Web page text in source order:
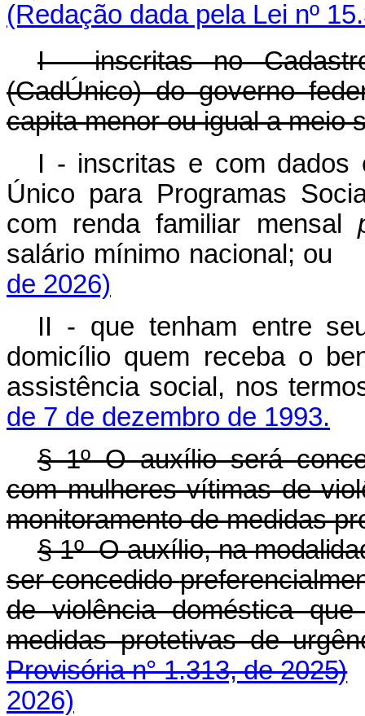
(Redação dada pela Lei nº
I - inscritas no
(CadÚnico) do governo
capitamenor ou igual a meio
I - inscritas e com dados
Único para Programas
com renda familiar mensal
salário mínimo nacional;
de 2026)
II - que tenham entre
domicílio quem receba o
assistência social, nos
de 7 de dezembro de 1993.
§ 1º O auxílio será
com mulheres vítimas de
monitoramento de medidas
§ 1º O auxílio,na
ser concedido
de violência doméstica
medidas protetivas de
Provisória n° 1.313, de 2025)
2026)